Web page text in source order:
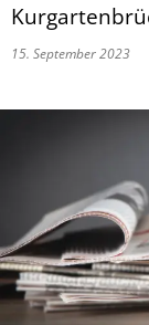
15. September 2023